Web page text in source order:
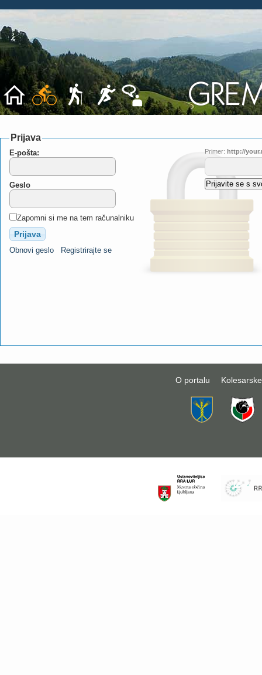
Prijava
E-pošta:
Geslo
Zapomni si me na tem računalniku
Obnovi geslo Registrirajte se
Primer: http://
O portalu